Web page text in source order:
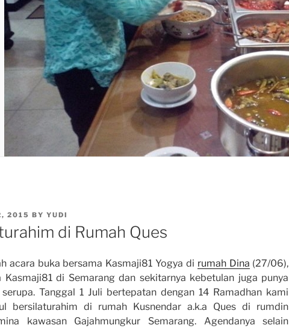
2015 BY YUDI
di Rumah Ques
acara buka bersama Kasmaji81 Yogya di rumah Dina (27/06),
Kasmaji81 di Semarang dan sekitarnya kebetulan juga punya
Tanggal 1 Juli bertepatan dengan 14 Ramadhan kami
bersilaturahim di rumah Kusnendar a.k.a Ques di rumdin
kawasan Gajahmungkur Semarang. Agendanya selain